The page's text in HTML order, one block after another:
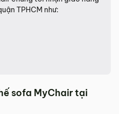
TPHCM như:
sofa MyChair tại